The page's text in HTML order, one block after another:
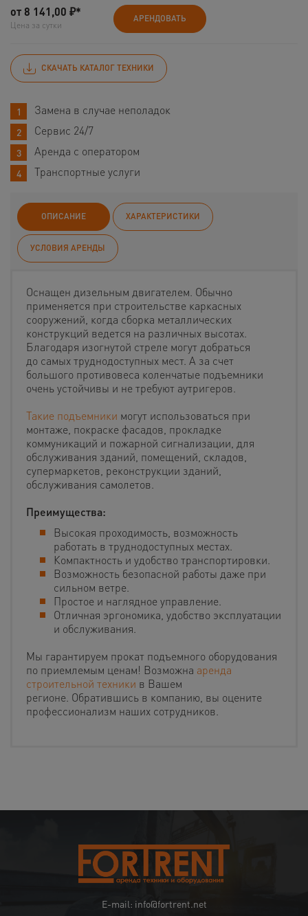
от8 141,00 ₽*
Цена за сутки
АРЕНДОВАТЬ
СКАЧАТЬ КАТАЛОГ ТЕХНИКИ
Замена в случае неполадок
Сервис 24/7
Аренда с оператором
Транспортные услуги
ОПИСАНИЕ ХАРАКТЕРИСТИКИ
УСЛОВИЯ АРЕНДЫ
Оснащен дизельным двигателем. Обычно
применяется при строительстве каркасных
сооружений, когда сборка металлических
конструкций ведется на различных высотах.
Благодаря изогнутой стреле могут добраться
до самых труднодоступных мест. А за счет
большого противовеса коленчатые подъемники
очень устойчивы и не требуют аутригеров.
Такие подъемники могут использоваться при
монтаже, покраске фасадов, прокладке
коммуникаций и пожарной сигнализации, для
обслуживания зданий, помещений, складов,
супермаркетов, реконструкции зданий,
обслуживания самолетов.
Преимущества:
Высокая проходимость, возможность
работать в труднодоступных местах.
Компактность и удобство транспортировки.
Возможность безопасной работы даже при
сильном ветре.
Простое и наглядное управление.
Отличная эргономика, удобство эксплуатации
и обслуживания.
Мы гарантируем прокат подъемного оборудования
по приемлемым ценам! Возможна аренда
строительной техники в Вашем
регионе. Обратившись в компанию, вы оцените
профессионализм наших сотрудников.
E-mail: info@fortrent.net